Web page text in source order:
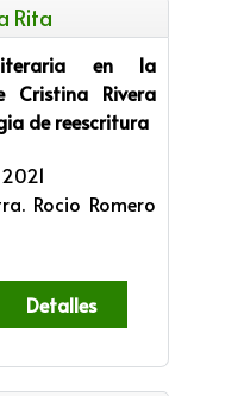
Rita
literaria en la
Cristina Rivera
de reescritura
Rocio Romero
Detalles